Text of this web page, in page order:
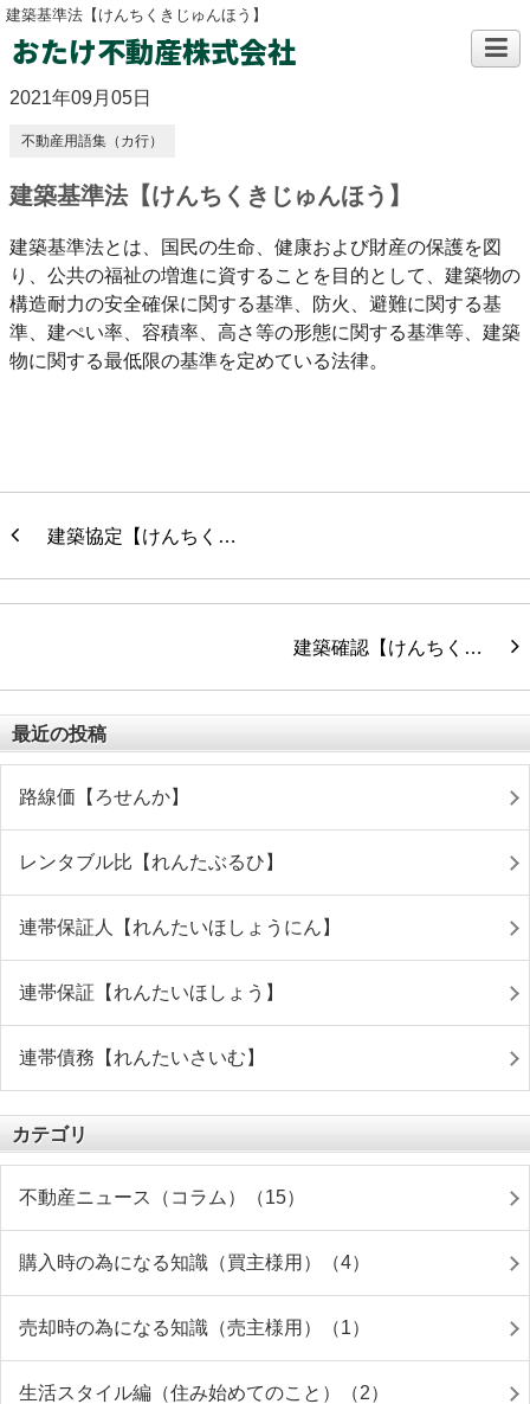
建築基準法【けんちくきじゅんほう】
おたけ不動産株式会社
2021年09月05日
不動産用語集（カ行）
建築基準法【けんちくきじゅんほう】
建築基準法とは、国民の生命、健康および財産の保護を図
り、公共の福祉の増進に資することを目的として、建築物の
構造耐力の安全確保に関する基準、防火、避難に関する基
準、建ぺい率、容積率、高さ等の形態に関する基準等、建築
物に関する最低限の基準を定めている法律。
建築協定【けんちく…
建築確認【けんちく…
最近の投稿
路線価【ろせんか】
レンタブル比【れんたぶるひ】
連帯保証人【れんたいほしょうにん】
連帯保証【れんたいほしょう】
連帯債務【れんたいさいむ】
カテゴリ
不動産ニュース（コラム）（15）
購入時の為になる知識（買主様用）（4）
売却時の為になる知識（売主様用）（1）
生活スタイル編（住み始めてのこと）（2）